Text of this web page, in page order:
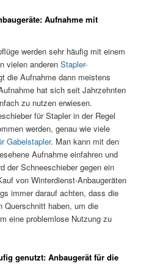
Aufnahme mit
werden sehr häufig mit einem
vielen anderenStapler-
die Aufnahme dann meistens
hat sich seit Jahrzehnten
zu nutzen erwiesen.
für Stapler in der Regel
werden, genau wie viele
Gabelstapler. Man kann mit den
Aufnahme einfahren und
der Schneeschieber gegen ein
von Winterdienst-Anbaugeräten
immer darauf achten, dass die
Querschnitt haben, um die
eine problemlose Nutzung zu
genutzt: Anbaugerät für die